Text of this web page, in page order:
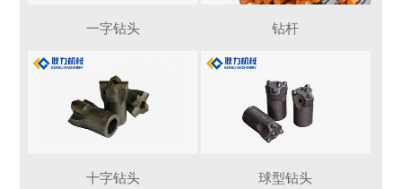
一字钻头 钻杆
十字钻头 球型钻头